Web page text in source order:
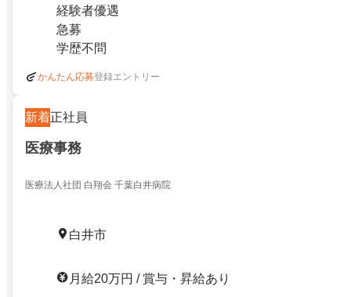
経験者優遇
急募
学歴不問
かんたん応募登録エントリー
新着正社員
医療事務
医療法人社団 白翔会 千葉白井病院
白井市
月給20万円 / 賞与・昇給あり